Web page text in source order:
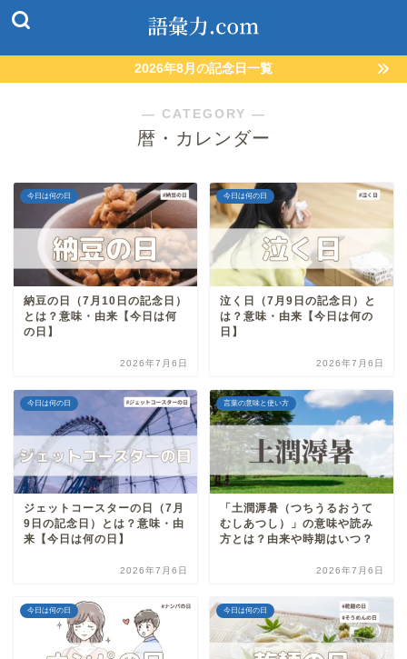
2026年8月の記念日一覧
― CATEGORY ―
暦・カレンダー
今日は何の日
納豆の日（7月10日の記念日）
とは？意味・由来【今日は何
の日】
2026年7月6日
今日は何の日
泣く日（7月9日の記念日）と
は？意味・由来【今日は何の
日】
2026年7月6日
今日は何の日
ジェットコースターの日（7月
9日の記念日）とは？意味・由
来【今日は何の日】
2026年7月6日
言葉の意味と使い方
「土潤溽暑（つちうるおうて
むしあつし）」の意味や読み
方とは？由来や時期はいつ？
2026年7月6日
今日は何の日 今日は何の日